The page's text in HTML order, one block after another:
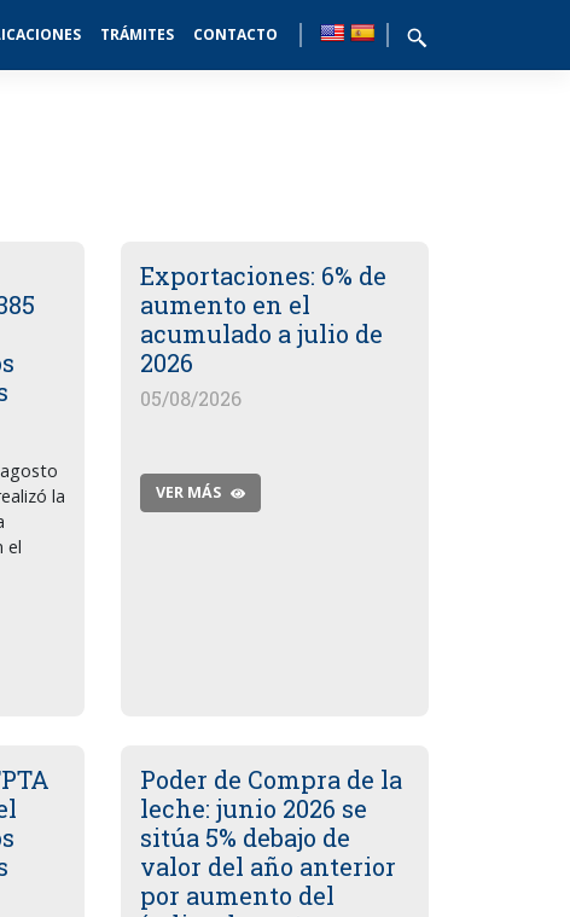
TRÁMITES CONTACTO
la
el
Exportaciones: 6% de
aumento en el
acumulado a julio de
2026
05/08/2026
VER MÁS
Poder de Compra de la
leche: junio 2026 se
sitúa 5% debajo de
valor del año anterior
por aumento del